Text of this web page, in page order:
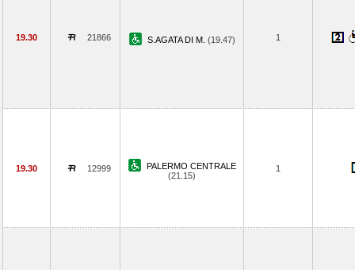
19.30 21866 S.AGATA DI M. (19.47) 1
19.30 12999
PALERMO CENTRALE
(21.15)
1